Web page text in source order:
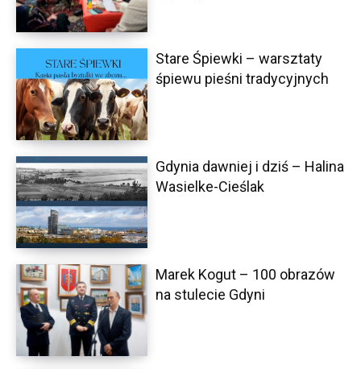
Stare Śpiewki – warsztaty
śpiewu pieśni tradycyjnych
Gdynia dawniej i dziś – Halina
Wasielke-Cieślak
Marek Kogut – 100 obrazów
na stulecie Gdyni